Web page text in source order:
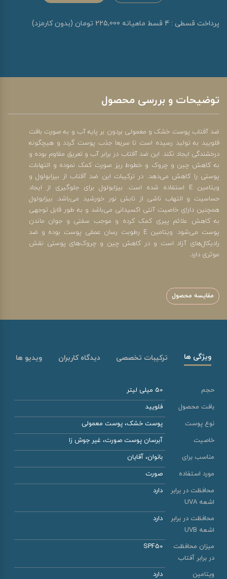
پرداخت قسطی : 4 قسط ماهیانه 225,000 تومان (بدون کارمزد)
توضیحات و بررسی محصول
ضد آفتاب پوست خشک و معمولی بردون بر پایه آب و به صورت بافت
فلویید به تولید رسیده است تا سریعا جذب پوست گردد و هیچگونه
درخشندگی ایجاد نکند. این ضد آفتاب در برابر آب و تعریق مقاوم بوده و
به کاهش چین و چروک و خطوط ریز صورت کمک نموده و التهابات
پوستی را کاهش می‌دهد. در ترکیبات این ضد آفتاب از بیزابولول و
ویتامین E استفاده شده است. بیزابولول برای جلوگیری از ایجاد
حساسیت و التهاب ناشی از تابش نور خورشید می‌باشد. بیزابولول
همچنین دارای خاصیت آنتی اکسیدانی می‌باشد و به طور قابل توجهی
به کاهش علائم پیری کمک کرده و موجب سفتی و جوان ماندن
پوست می‌شود. ویتامین E رطوبت رسان عمقی پوست بوده و ضد
رادیکال‌های آزاد است و در کاهش چین و چروک‌های پوستی نقش
موثری دارد.
مقایسه محصول
ویژگی ها ترکیبات تخصصی دیدگاه کاربران ویدیو ها
حجم
50 میلی لیتر
بافت محصول
فلویید
نوع پوست
پوست خشک، پوست معمولی
خاصیت
آبرسان پوست صورت، غیر جوش زا
مناسب برای
بانوان، آقایان
مورد استفاده
صورت
محافظت در برابر
اشعه UVA
دارد
محافظت در برابر
اشعه UVB
دارد
میزان محافظت
در برابر آفتاب
SPF50
ویتامین دارد